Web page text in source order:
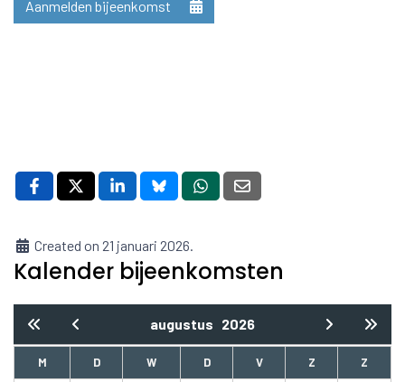
Aanmelden bijeenkomst
Created on 21 januari 2026.
Kalender bijeenkomsten
augustus 2026
M D W D V Z
Z